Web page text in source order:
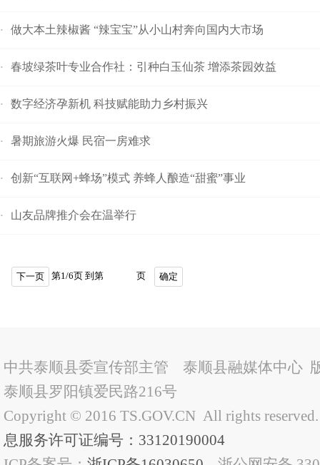
· 做大本土辣椒酱 “辣宝宝”从小山村奔向国内大市场
· 春坡绿茶叶专业合作社：引种白玉仙茶 增添茶园效益
· 数字经济孕新机 科技赋能助力乡村振兴
· 暑期旅游火爆 民宿一房难求
· 创新“互联网+蜂场”模式 养蜂人酿造“甜蜜”事业
· 山友品牌推介会在温举行
下一页 第1/6页 到第 页 确定
中共泰顺县委宣传部主管 泰顺县融媒体中心
泰顺县罗阳镇爱民路216号
Copyright © 2016 TS.GOV.CN All rights
息服务许可证编号：33120190004